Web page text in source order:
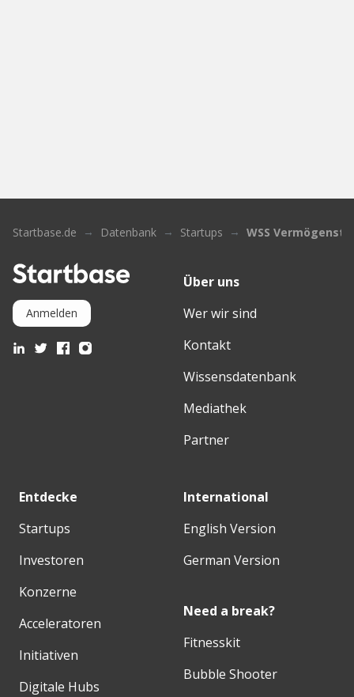
Startbase.de Datenbank Startups WSS
Anmelden
Über uns
Wer wir sind
Kontakt
Wissensdatenbank
Mediathek
Partner
Entdecke
Startups
Investoren
Konzerne
Acceleratoren
Initiativen
Digitale Hubs
International
English Version
German Version
Need a break?
Fitnesskit
Bubble Shooter